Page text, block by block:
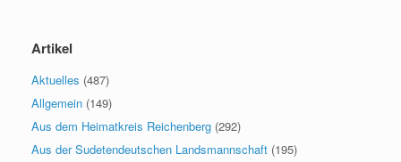
Artikel
Aktuelles (487)
Allgemein (149)
Aus dem Heimatkreis Reichenberg (292)
Aus der Sudetendeutschen Landsmannschaft (195)